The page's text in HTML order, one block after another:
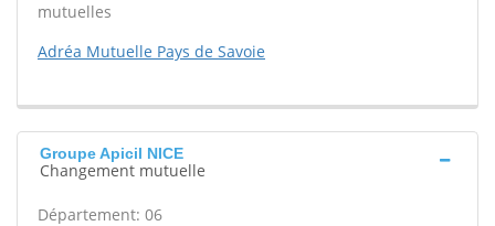
mutuelles
Adréa Mutuelle Pays de Savoie
Groupe Apicil NICE
Changement mutuelle
Département: 06